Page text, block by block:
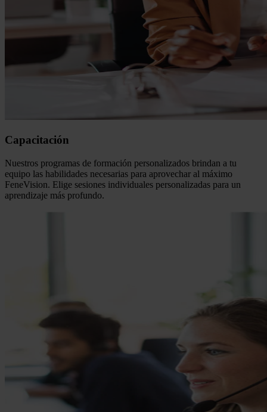
Capacitación
Nuestros programas de formación personalizados brindan a tu
equipo las habilidades necesarias para aprovechar al máximo
FeneVision. Elige sesiones individuales personalizadas para un
aprendizaje más profundo.